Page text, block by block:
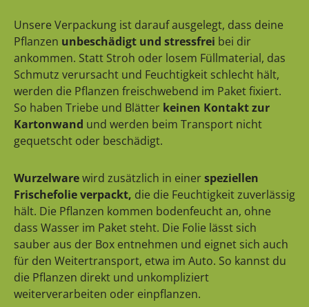
Unsere Verpackung ist darauf ausgelegt, dass deine
Pflanzen unbeschädigt und stressfrei bei dir
ankommen. Statt Stroh oder losem Füllmaterial, das
Schmutz verursacht und Feuchtigkeit schlecht hält,
werden die Pflanzen freischwebend im Paket fixiert.
So haben Triebe und Blätter keinen Kontakt zur
Kartonwand und werden beim Transport nicht
gequetscht oder beschädigt.
Wurzelwarewird zusätzlich in einerspeziellen
Frischefolie verpackt, die die Feuchtigkeit zuverlässig
hält. Die Pflanzen kommen bodenfeucht an, ohne
dass Wasser im Paket steht. Die Folie lässt sich
sauber aus der Box entnehmen und eignet sich auch
für den Weitertransport, etwa im Auto. So kannst du
die Pflanzen direkt und unkompliziert
weiterverarbeiten oder einpflanzen.